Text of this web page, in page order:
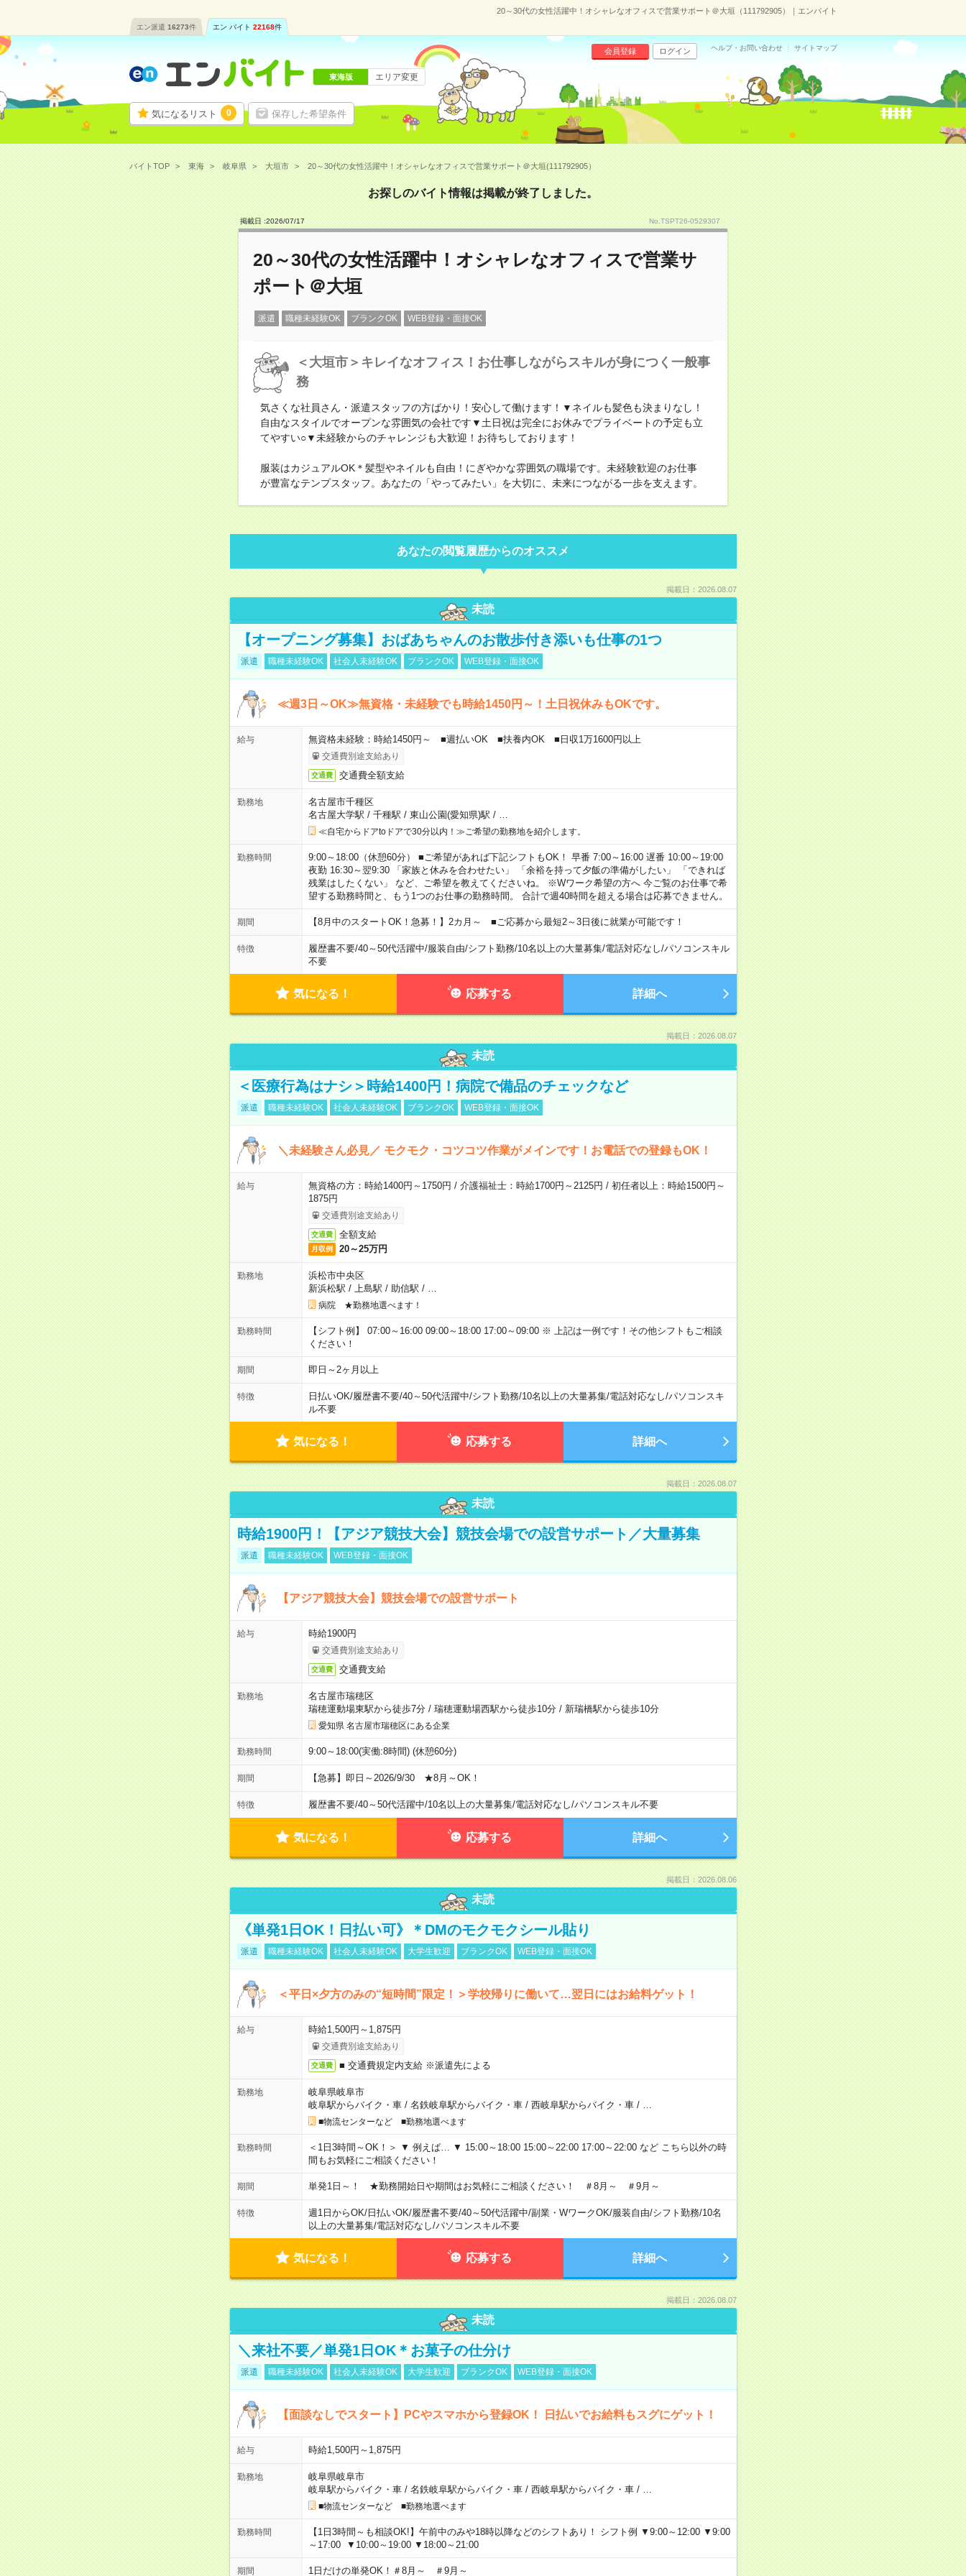
20～30代の女性活躍中！オシャレなオフィスで営業サポート＠大垣（111792905）｜エンバイト
エン派遣 16273件 エン バイト 22168件
気になるリスト 0 保存した希望条件
会員登録 ログイン ヘルプ・お問い合わせ サイトマップ
東海版 エリア変更
バイトTOP 東海 岐阜県 大垣市 20～30代の女性活躍中！オシャレなオフィスで営業サポート＠大垣(111792905）
お探しのバイト情報は掲載が終了しました。
掲載日 :2026/07/17 No.TSPT26-0529307
20～30代の女性活躍中！オシャレなオフィスで営業サ
ポート＠大垣
派遣 職種未経験OK ブランクOK WEB登録・面接OK
＜大垣市＞キレイなオフィス！お仕事しながらスキルが身につく一般事
務
気さくな社員さん・派遣スタッフの方ばかり！安心して働けます！▼ネイルも髪色も決まりなし！
自由なスタイルでオープンな雰囲気の会社です▼土日祝は完全にお休みでプライベートの予定も立
てやすい○▼未経験からのチャレンジも大歓迎！お待ちしております！
服装はカジュアルOK＊髪型やネイルも自由！にぎやかな雰囲気の職場です。未経験歓迎のお仕事
が豊富なテンプスタッフ。あなたの「やってみたい」を大切に、未来につながる一歩を支えます。
あなたの閲覧履歴からのオススメ
掲載日：2026.08.07
未読
【オープニング募集】おばあちゃんのお散歩付き添いも仕事の1つ
派遣 職種未経験OK 社会人未経験OK ブランクOK WEB登録・面接OK
≪週3日～OK≫無資格・未経験でも時給1450円～！土日祝休みもOKです。
給与 無資格未経験：時給1450円～ ■週払いOK ■扶養内OK ■日収1万1600円以上
交通費別途支給あり
交通費 交通費全額支給
勤務地
名古屋市千種区
名古屋大学駅 / 千種駅 / 東山公園(愛知県)駅 /
≪自宅からドアtoドアで30分以内！≫ご希望の勤務地を紹介します。
勤務時間
9:00～18:00（休憩60分） ■ご希望があれば下記シフトもOK！ 早番 7:00～16:00 遅番 10:00～19:00
夜勤 16:30～翌9:30 「家族と休みを合わせたい」 「余裕を持って夕飯の準備がしたい」 「できれば
残業はしたくない」 など、ご希望を教えてくださいね。 ※Wワーク希望の方へ 今ご覧のお仕事で希
望する勤務時間と、もう1つのお仕事の勤務時間。 合計で週40時間を超える場合は応募できません。
期間 【8月中のスタートOK！急募！】2カ月～ ■ご応募から最短2～3日後に就業が可能です！
特徴 履歴書不要/40～50代活躍中/服装自由/シフト勤務/10名以上の大量募集/電話対応なし/パソコンスキル
不要
気になる！ 応募する 詳細へ
掲載日：2026.08.07
未読
＜医療行為はナシ＞時給1400円！病院で備品のチェックなど
派遣 職種未経験OK 社会人未経験OK ブランクOK WEB登録・面接OK
＼未経験さん必見／ モクモク・コツコツ作業がメインです！お電話での登録もOK！
給与
無資格の方：時給1400円～1750円 / 介護福祉士：時給1700円～2125円 / 初任者以上：時給1500円～
1875円
交通費別途支給あり
交通費 全額支給
月収例 20～25万円
勤務地
浜松市中央区
新浜松駅 / 上島駅 / 助信駅 /
病院 ★勤務地選べます！
勤務時間
【シフト例】 07:00～16:00 09:00～18:00 17:00～09:00 ※ 上記は一例です！その他シフトもご相談
ください！
期間 即日～2ヶ月以上
特徴 日払いOK/履歴書不要/40～50代活躍中/シフト勤務/10名以上の大量募集/電話対応なし/パソコンスキ
ル不要
気になる！ 応募する 詳細へ
掲載日：2026.08.07
未読
時給1900円！【アジア競技大会】競技会場での設営サポート／大量募集
派遣 職種未経験OK WEB登録・面接OK
【アジア競技大会】競技会場での設営サポート
給与 時給1900円
交通費別途支給あり
交通費 交通費支給
勤務地
名古屋市瑞穂区
瑞穂運動場東駅から徒歩7分/ 瑞穂運動場西駅から徒歩10分/ 新瑞橋駅から徒歩10分
愛知県 名古屋市瑞穂区にある企業
勤務時間 9:00～18:00(実働:8時間) (休憩60分)
期間 【急募】即日～2026/9/30 ★8月～OK！
特徴 履歴書不要/40～50代活躍中/10名以上の大量募集/電話対応なし/パソコンスキル不要
気になる！ 応募する 詳細へ
掲載日：2026.08.06
未読
《単発1日OK！日払い可》＊DMのモクモクシール貼り
派遣 職種未経験OK 社会人未経験OK 大学生歓迎 ブランクOK WEB登録・面接OK
＜平日×夕方のみの“短時間”限定！＞学校帰りに働いて…翌日にはお給料ゲット！
給与 時給1,500円～1,875円
交通費別途支給あり
交通費 ■ 交通費規定内支給 ※派遣先による
勤務地
岐阜県岐阜市
岐阜駅からバイク・車/ 名鉄岐阜駅からバイク・車/ 西岐阜駅からバイク・車/
■物流センターなど ■勤務地選べます
勤務時間
＜1日3時間～OK！＞ ▼ 例えば… ▼ 15:00～18:00 15:00～22:00 17:00～22:00 など こちら以外の時
間もお気軽にご相談ください！
期間 単発1日～！ ★勤務開始日や期間はお気軽にご相談ください！ ＃8月～ ＃9月～
特徴 週1日からOK/日払いOK/履歴書不要/40～50代活躍中/副業・WワークOK/服装自由/シフト勤務/10名
以上の大量募集/電話対応なし/パソコンスキル不要
気になる！ 応募する 詳細へ
掲載日：2026.08.07
未読
＼来社不要／単発1日OK＊お菓子の仕分け
派遣 職種未経験OK 社会人未経験OK 大学生歓迎 ブランクOK WEB登録・面接OK
【面談なしでスタート】PCやスマホから登録OK！ 日払いでお給料もスグにゲット！
給与 時給1,500円～1,875円
勤務地
岐阜県岐阜市
岐阜駅からバイク・車/ 名鉄岐阜駅からバイク・車/ 西岐阜駅からバイク・車/
■物流センターなど ■勤務地選べます
勤務時間
【1日3時間～も相談OK!】午前中のみや18時以降などのシフトあり！ シフト例 ▼9:00～12:00 ▼9:00
～17:00 ▼10:00～19:00 ▼18:00～21:00
期間 1日だけの単発OK！＃8月～ ＃9月～